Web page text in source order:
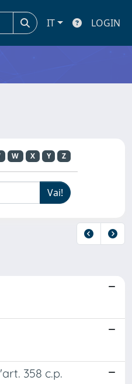
IT LOGIN
W X Y Z
358 c.p.